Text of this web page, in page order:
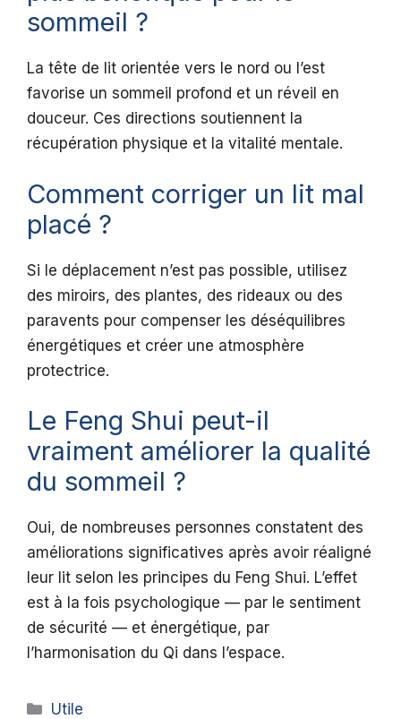
sommeil ?
La tête de lit orientée vers le nord ou l’est
favorise un sommeil profond et un réveil en
douceur. Ces directions soutiennent la
récupération physique et la vitalité mentale.
Comment corriger un lit mal
placé ?
Si le déplacement n’est pas possible, utilisez
des miroirs, des plantes, des rideaux ou des
paravents pour compenser les déséquilibres
énergétiques et créer une atmosphère
protectrice.
Le Feng Shui peut-il
vraiment améliorer la qualité
du sommeil ?
Oui, de nombreuses personnes constatent des
améliorations significatives après avoir réaligné
leur lit selon les principes du Feng Shui. L’effet
est à la fois psychologique — par le sentiment
de sécurité — et énergétique, par
l’harmonisation du Qi dans l’espace.
Catégories
Utile